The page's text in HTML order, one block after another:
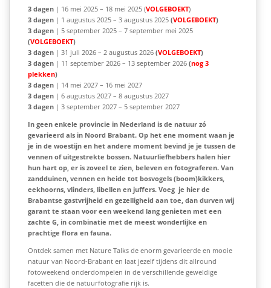
3 dagen | 16 mei 2025 – 18 mei 2025 (VOLGEBOEKT)
3 dagen | 1 augustus 2025 – 3 augustus 2025 (VOLGEBOEKT)
3 dagen | 5 september 2025 – 7 september mei 2025
(VOLGEBOEKT)
3 dagen | 31 juli 2026 – 2 augustus 2026 (VOLGEBOEKT)
3 dagen | 11 september 2026 – 13 september 2026 (nog 3
plekken)
3 dagen | 14 mei 2027 – 16 mei 2027
3 dagen | 6 augustus 2027 – 8 augustus 2027
3 dagen | 3 september 2027 – 5 september 2027
In geen enkele provincie in Nederland is de natuur zó
gevarieerd als in Noord Brabant. Op het ene moment waan je
je in de woestijn en het andere moment bevind je je tussen de
vennen of uitgestrekte bossen. Natuurliefhebbers halen hier
hun hart op, er is zoveel te zien, beleven en fotograferen. Van
zandduinen, vennen en heide tot bosvogels (boom)kikkers,
eekhoorns, vlinders, libellen en juffers. Voeg je hier de
Brabantse gastvrijheid en gezelligheid aan toe, dan durven wij
garant te staan voor een weekend lang genieten met een
zachte G, in combinatie met de meest wonderlijke en
prachtige flora en fauna.
Ontdek samen met Nature Talks de enorm gevarieerde en mooie
natuur van Noord-Brabant en laat jezelf tijdens dit allround
fotoweekend onderdompelen in de verschillende geweldige
facetten die de natuurfotografie rijk is.